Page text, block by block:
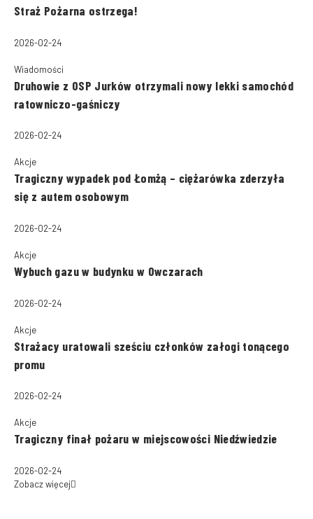
Straż Pożarna ostrzega!
2026-02-24
Wiadomości
Druhowie z OSP Jurków otrzymali nowy lekki samochód
ratowniczo-gaśniczy
2026-02-24
Akcje
Tragiczny wypadek pod Łomżą – ciężarówka zderzyła
się z autem osobowym
2026-02-24
Akcje
Wybuch gazu w budynku w Owczarach
2026-02-24
Akcje
Strażacy uratowali sześciu członków załogi tonącego
promu
2026-02-24
Akcje
Tragiczny finał pożaru w miejscowości Niedźwiedzie
2026-02-24
Zobacz więcej